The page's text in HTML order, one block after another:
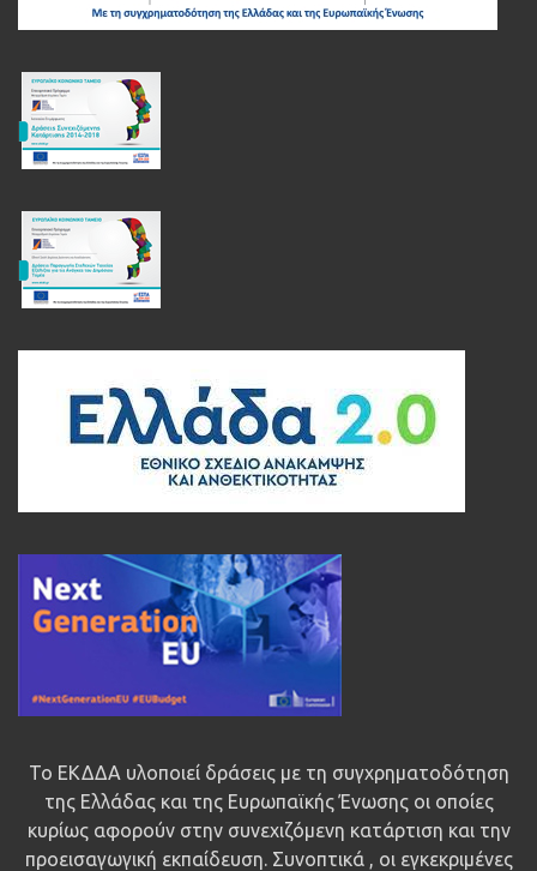
Το ΕΚΔΔΑ υλοποιεί δράσεις με τη συγχρηματοδότηση
της Ελλάδας και της Ευρωπαϊκής Ένωσης οι οποίες
κυρίως αφορούν στην συνεχιζόμενη κατάρτιση και την
προεισαγωγική εκπαίδευση. Συνοπτικά , οι εγκεκριμένες